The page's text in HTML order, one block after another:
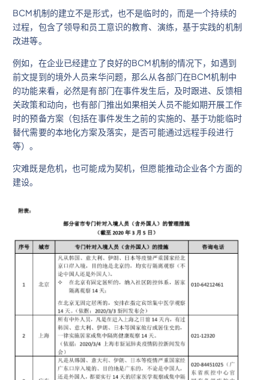
BCM机制的建立不是形式，也不是临时的，而是一个持续的
过程，包含了领导和员工意识的教育、演练，基于实践的机制
改进等。
例如，在企业已经建立了良好的BCM机制的情况下，如遇到
前文提到的境外人员来华问题，那么从各部门在BCM机制中
的功能来看，必然是有部门在事件发生后，及时跟进、反馈相
关政策和动向，也有部门推出如果相关人员不能如期开展工作
时的预备方案（包括在事件发生之前的实施的、基于功能临时
替代需要的本地化方案及落实，是否可能通过远程手段进行
等）。
灾难既是危机，也可能成为契机，但愿能推动企业各个方面的
建设。